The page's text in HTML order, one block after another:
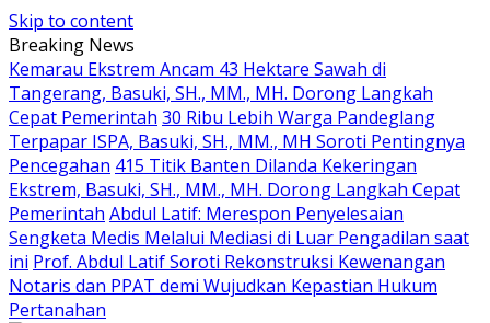
Skip to content
Breaking News
Kemarau Ekstrem Ancam 43 Hektare Sawah di
Tangerang, Basuki, SH., MM., MH. Dorong Langkah
Cepat Pemerintah 30 Ribu Lebih Warga Pandeglang
Terpapar ISPA, Basuki, SH., MM., MH Soroti Pentingnya
Pencegahan 415 Titik Banten Dilanda Kekeringan
Ekstrem, Basuki, SH., MM., MH. Dorong Langkah Cepat
Pemerintah Abdul Latif: Merespon Penyelesaian
Sengketa Medis Melalui Mediasi di Luar Pengadilan saat
ini Prof. Abdul Latif Soroti Rekonstruksi Kewenangan
Notaris dan PPAT demi Wujudkan Kepastian Hukum
Pertanahan